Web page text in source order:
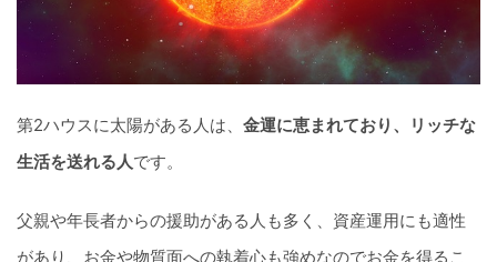
第2ハウスに太陽がある人は、 金運に恵まれており、リッチな
生活を送れる人です。
父親や年長者からの援助がある人も多く、資産運用にも適性
があり、お金や物質面への執着心も強めなのでお金を得るこ